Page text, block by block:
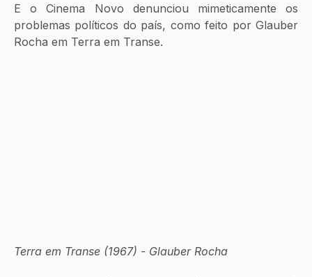
E o Cinema Novo denunciou mimeticamente os
problemas políticos do país, como feito por Glauber
Rocha em Terra em Transe.
Terra em Transe (1967) - Glauber Rocha